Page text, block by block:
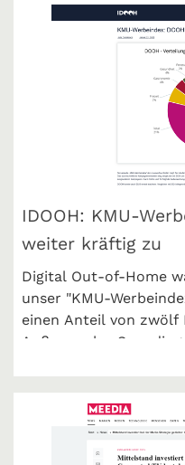
IDOOH: KMU-
weiter kräftig zu
Digital Out-of-Home
unser "KMU-
einen Anteil von zwölf
Außenwerbe-